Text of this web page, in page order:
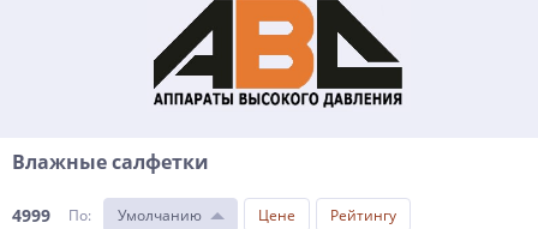
Влажные салфетки
4999 По: Умолчанию Цене
Рейтингу